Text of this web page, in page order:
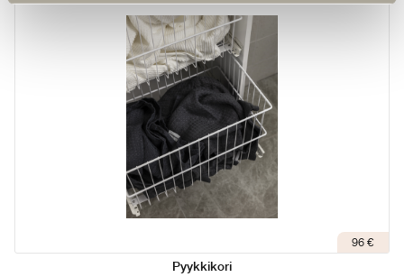
96 €
Pyykkikori